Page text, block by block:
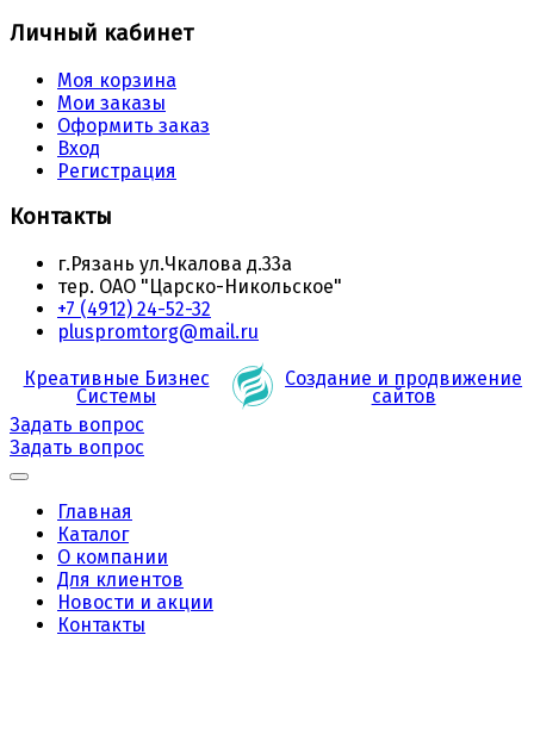
Личный кабинет
Моя корзина
Мои заказы
Оформить заказ
Вход
Регистрация
Контакты
г.Рязань ул.Чкалова д.33а
тер. ОАО "Царско-Никольское"
+7 (4912) 24-52-32
pluspromtorg@mail.ru
Креативные Бизнес
Системы
Создание и продвижение
сайтов
Задать вопрос
Задать вопрос
Главная
Каталог
О компании
Для клиентов
Новости и акции
Контакты